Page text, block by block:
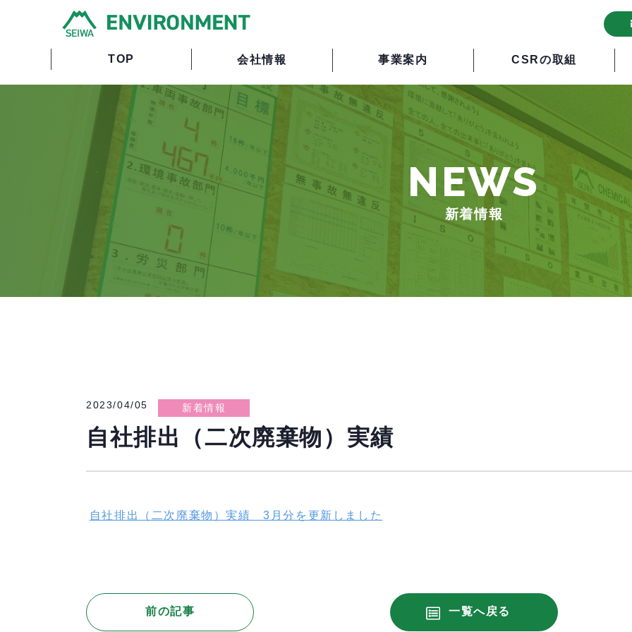
TOP 会社情報 事業案内 CSRの取組
NEWS
新着情報
2023/04/05 新着情報
自社排出（二次廃棄物）実績
自社排出（二次廃棄物）実績 3月分を更新しました
前の記事 一覧へ戻る